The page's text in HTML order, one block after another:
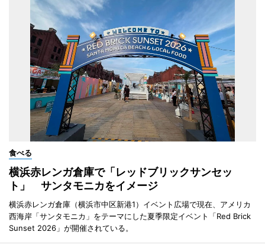
食べる
横浜赤レンガ倉庫で「レッドブリックサンセッ
ト」 サンタモニカをイメージ
横浜赤レンガ倉庫（横浜市中区新港1）イベント広場で現在、アメリカ
西海岸「サンタモニカ」をテーマにした夏季限定イベント「Red Brick
Sunset 2026」が開催されている。